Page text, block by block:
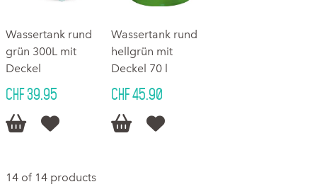
Wassertank rund
grün 300L mit
Deckel
CHF 39.95
 
Wassertank rund
hellgrün mit
Deckel 70 l
CHF 45.90
 
14 of 14 products